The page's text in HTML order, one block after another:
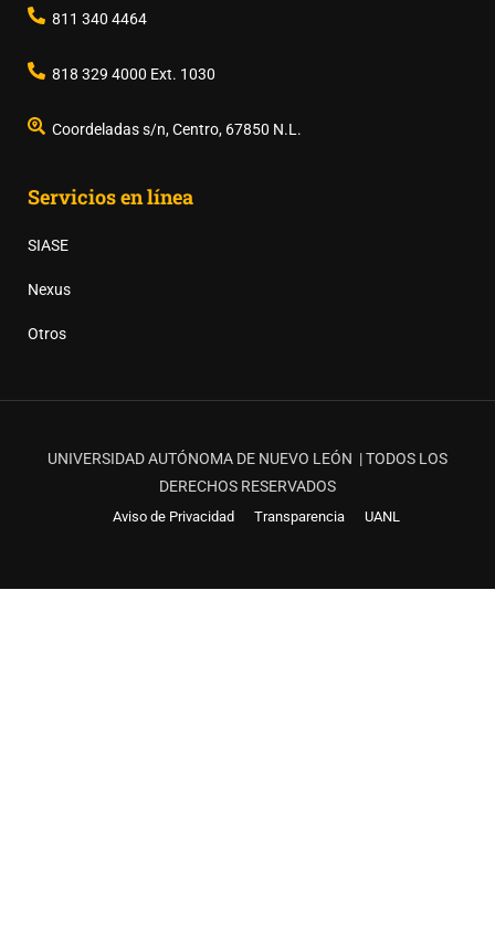
811 340 4464
818 329 4000 Ext. 1030
Coordeladas s/n, Centro, 67850 N.L.
Servicios en línea
SIASE
Nexus
Otros
UNIVERSIDAD AUTÓNOMA DE NUEVO LEÓN | TODOS LOS
DERECHOS RESERVADOS
Aviso de Privacidad Transparencia UANL